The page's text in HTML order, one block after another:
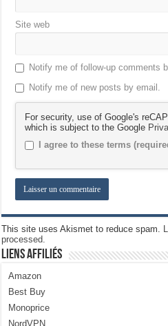
Site web
Notify me of follow-up comments
Notify me of new posts by email.
For security, use of Google's
which is subject to the Google
I agree to these terms
This site uses Akismet to reduce spam.
processed.
Liens Affiliés
Amazon
Best Buy
Monoprice
NordVPN